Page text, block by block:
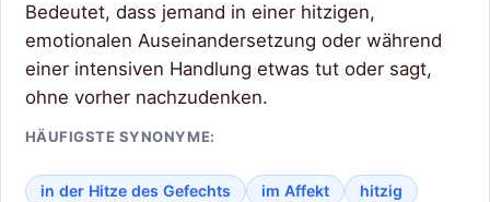
Bedeutet, dass jemand in einer hitzigen,
emotionalen Auseinandersetzung oder während
einer intensiven Handlung etwas tut oder sagt,
ohne vorher nachzudenken.
HÄUFIGSTE SYNONYME:
in der Hitze des Gefechts im Affekt hitzig